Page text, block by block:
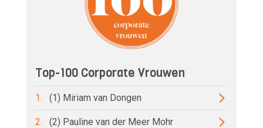
Top-100 Corporate Vrouwen
1. (1) Miriam van Dongen
2. (2) Pauline van der Meer Mohr